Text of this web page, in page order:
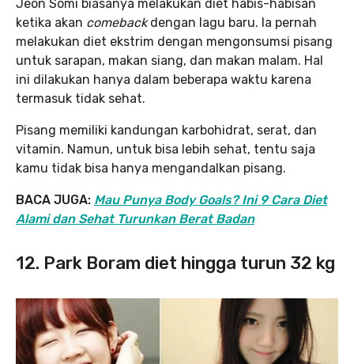
Jeon Somi biasanya melakukan diet habis-habisan
ketika akan comebackdengan lagu baru. Ia pernah
melakukan diet ekstrim dengan mengonsumsi pisang
untuk sarapan, makan siang, dan makan malam. Hal
ini dilakukan hanya dalam beberapa waktu karena
termasuk tidak sehat.
Pisang memiliki kandungan karbohidrat, serat, dan
vitamin. Namun, untuk bisa lebih sehat, tentu saja
kamu tidak bisa hanya mengandalkan pisang.
BACA JUGA: Mau Punya Body Goals? Ini 9 Cara Diet
Alami dan Sehat Turunkan Berat Badan
12. Park Boram diet hingga turun 32 kg